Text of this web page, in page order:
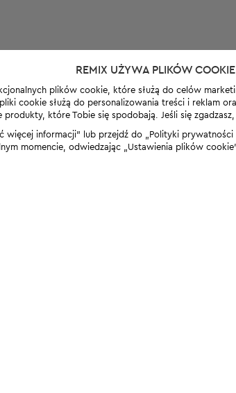
REMIX UŻYWA PLIKÓW COOKIE
plików cookie, które służą do celów
cookie służą do personalizowania treści i reklam
które Tobie się spodobają. Jeśli się
więcej informacji” lub przejdź do „Polityki
momencie, odwiedzając „Ustawienia plików